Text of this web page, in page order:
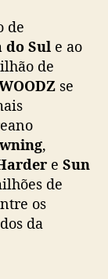
r
p
a
de
do Sul e ao
de
se
,
e Sun
de
os
da